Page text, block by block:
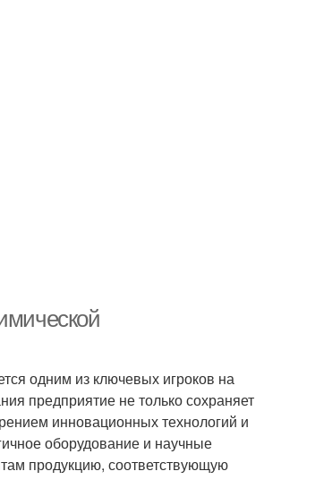
одним из ключевых игроков на
предприятие не только сохраняет
инновационных технологий и
оборудование и научные
продукцию, соответствующую